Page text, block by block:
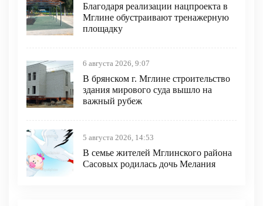
Благодаря реализации нацпроекта в
Мглине обустраивают тренажерную
площадку
6 августа 2026, 9:07
В брянском г. Мглине строительство
здания мирового суда вышло на
важный рубеж
5 августа 2026, 14:53
В семье жителей Мглинского района
Сасовых родилась дочь Мелания